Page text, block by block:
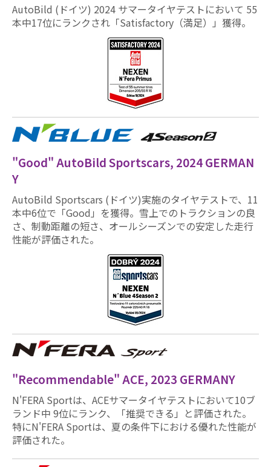
AutoBild (ドイツ) 2024 サマータイヤテストにおいて 55
本中17位にランクされ「Satisfactory（満足）」獲得。
"Good" AutoBild Sportscars, 2024 GERMAN
Y
AutoBild Sportscars (ドイツ)実施のタイヤテストで、11
本中6位で「Good」を獲得。雪上でのトラクションの良
さ、制動距離の短さ、オールシーズンでの安定した走行
性能が評価された。
"Recommendable" ACE, 2023 GERMANY
N'FERA Sportは、ACEサマータイヤテストにおいて10ブ
ランド中 9位にランク、「推奨できる」と評価された。
特にN'FERA Sportは、夏の条件下における優れた性能が
評価された。